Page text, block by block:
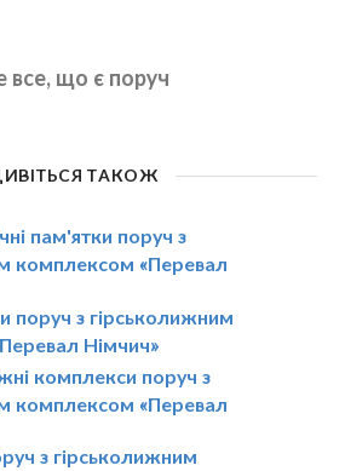
все, що є поруч
ТАКОЖ
пам'ятки поруч з
комплексом «Перевал
поруч з гірськолижним
Німчич»
комплекси поруч з
комплексом «Перевал
з гірськолижним